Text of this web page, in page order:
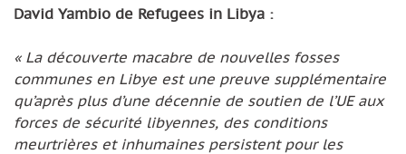
David Yambio de Refugees in Libya :
« La découverte macabre de nouvelles fosses
communes en Libye est une preuve supplémentaire
qu’après plus d’une décennie de soutien de l’UE aux
forces de sécurité libyennes, des conditions
meurtrières et inhumaines persistent pour les